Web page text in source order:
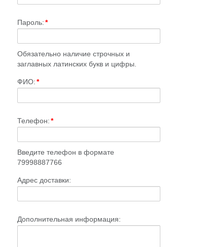
Пароль:*
Обязательно наличие строчных и
заглавных латинских букв и цифры.
ФИО:*
Телефон:*
Введите телефон в формате
79998887766
Адрес доставки:
Дополнительная информация: